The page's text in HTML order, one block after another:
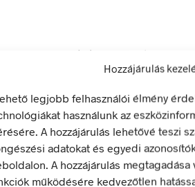
Hozzájárulás
legjobb felhasználói élmény
használunk az
A hozzájárulás lehetővé teszi
adatokat és egyedi
A hozzájárulás megtagadása
működésére kedvezőtlen
biztosító
bármely modern létesítmény
következményekkel járhat.
biztonsági jelölések minden olyan